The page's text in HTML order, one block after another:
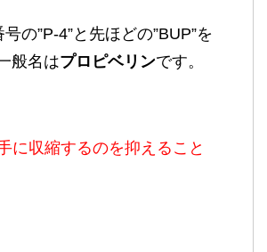
の”P-4”と先ほどの”BUP”を
般名はプロピベリンです。
に収縮するのを抑えること